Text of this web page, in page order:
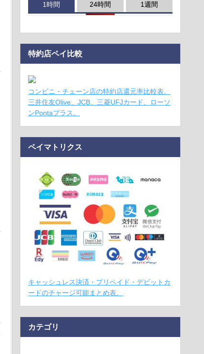
1時間 24時間 1週間
特約店ペイ比較
コンビニ・チェーン店の特約店還元率比較表。
三井住友Olive、JCB、三菱UFJカード、ローソ
ンPontaプラス。
ペイマトリクス
キャッシュレス決済・プリペイド・デビットカ
ードのチャージ可能まとめ表。
カテゴリ